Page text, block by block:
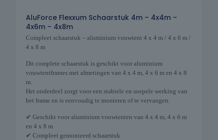
AluForce Flexxum Schaarstuk 4m – 4x4m –
4x6m – 4x8m
Compleet schaarstuk – aluminium vouwtent 4 x 4 m / 4 x 6 m /
4 x 8 m
Dit complete schaarstuk is geschikt voor aluminium
vouwtentframes met afmetingen van 4 x 4 m, 4 x 6 m en 4 x 8
m.
Het onderdeel zorgt voor een stabiele en soepele werking van
het frame en is eenvoudig te monteren of te vervangen.
✔ Geschikt voor aluminium vouwtenten van 4 x 4 m, 4 x 6 m
en 4 x 8 m
✔ Compleet gemonteerd schaarstuk